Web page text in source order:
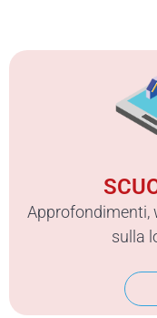
Approfondimenti,
sulla